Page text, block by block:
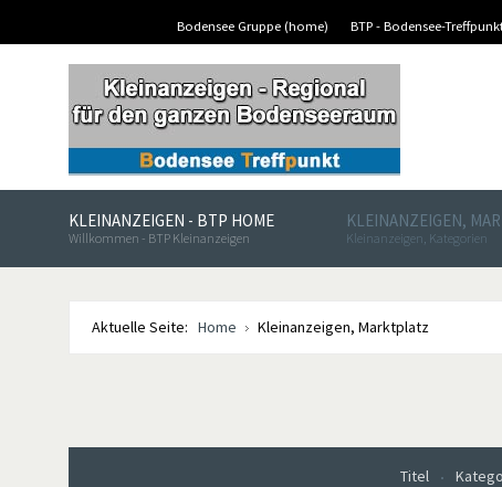
Bodensee Gruppe (home) BTP - Bodensee-
KLEINANZEIGEN - BTP HOME
Willkommen - BTP Kleinanzeigen
KLEINANZEIGEN,
Kleinanzeigen, Kategorien
Aktuelle Seite: Home Kleinanzeigen, Marktplatz
Titel